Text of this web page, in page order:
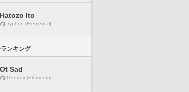
Hatozo Ito
Typhon [Elemental]
ンキング
Ot Sad
Gungnir [Elemental]